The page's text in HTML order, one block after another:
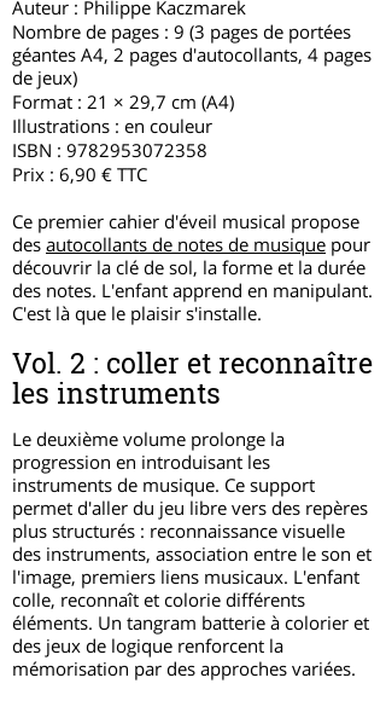
Auteur : Philippe Kaczmarek
Nombre de pages : 9 (3 pages de portées
géantes A4, 2 pages d'autocollants, 4 pages
de jeux)
Format : 21 × 29,7 cm (A4)
Illustrations : en couleur
ISBN : 9782953072358
Prix : 6,90 € TTC
Ce premier cahier d'éveil musical propose
des autocollants de notes de musique pour
découvrir la clé de sol, la forme et la durée
des notes. L'enfant apprend en manipulant.
C'est là que le plaisir s'installe.
Vol. 2 : coller et reconnaître
les instruments
Le deuxième volume prolonge la
progression en introduisant les
instruments de musique. Ce support
permet d'aller du jeu libre vers des repères
plus structurés : reconnaissance visuelle
des instruments, association entre le son et
l'image, premiers liens musicaux. L'enfant
colle, reconnaît et colorie différents
éléments. Un tangram batterie à colorier et
des jeux de logique renforcent la
mémorisation par des approches variées.